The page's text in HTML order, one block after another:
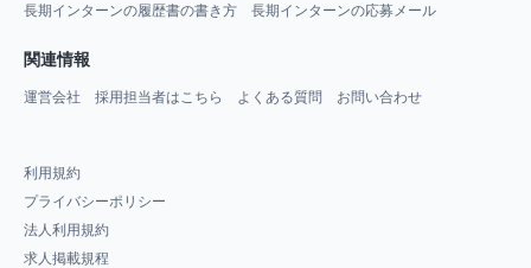
長期インターンの履歴書の書き方
長期インターンの応募メール
関連情報
運営会社 採用担当者はこちら よくある質問 お問い合わせ
利用規約
プライバシーポリシー
法人利用規約
求人掲載規程